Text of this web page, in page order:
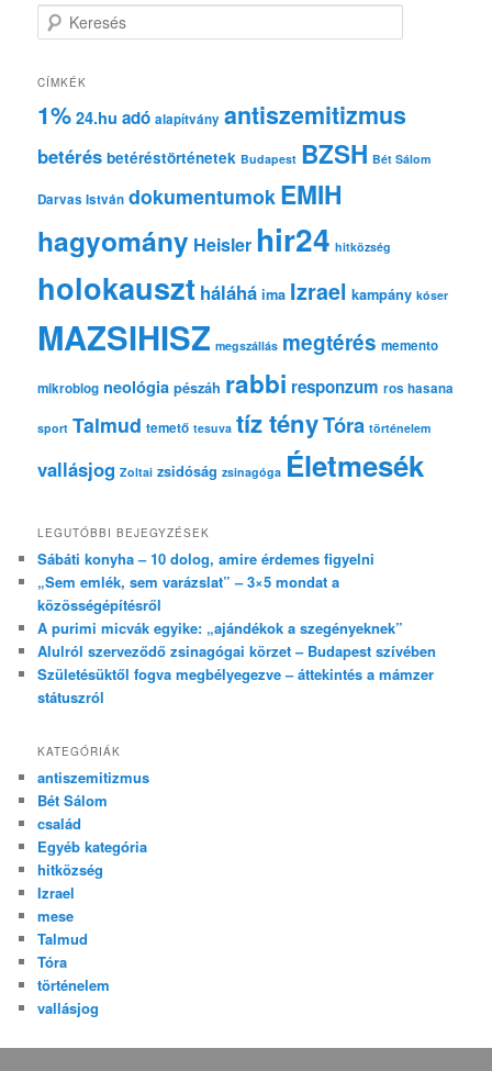
e
e
é
CÍMKÉK
1% 24.hu adó alapítvány antiszemitizmus
betérés betéréstörténetek Budapest BZSH Bét Sálom
Darvas István dokumentumok EMIH
hagyomány Heisler hir24 hitközség
holokauszt háláhá ima Izrael kampány kóser
MAZSIHISZ megszállás megtérés memento
mikroblog neológia pészáh rabbi responzum ros hasana
sport Talmud temető tesuva tíz tényTóra történelem
vallásjog Zoltai zsidóság zsinagóga Életmesék
LEGUTÓBBI BEJEGYZÉSEK
Sábáti konyha – 10 dolog, amire érdemes figyelni
„Sem emlék, sem varázslat” – 3×5 mondat a
közösségépítésről
A purimi micvák egyike: „ajándékok a szegényeknek”
Alulról szerveződő zsinagógai körzet – Budapest szívében
Születésüktől fogva megbélyegezve – áttekintés a mámzer
státuszról
KATEGÓRIÁK
antiszemitizmus
Bét Sálom
család
Egyéb kategória
hitközség
Izrael
mese
Talmud
Tóra
történelem
vallásjog